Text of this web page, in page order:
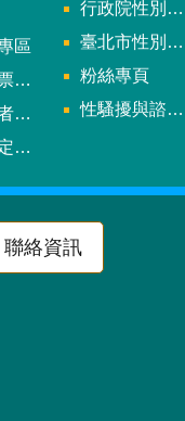
區
區
計畫
行政院性別平等會
臺北市性別平等辦公室
粉絲專頁
性騷擾與諮詢專區
聯絡資訊
號